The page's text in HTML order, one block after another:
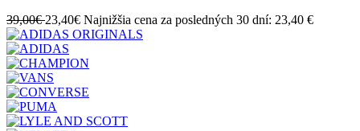
39,00€23,40€ Najnižšia cena za posledných 30 dní: 23,40 €